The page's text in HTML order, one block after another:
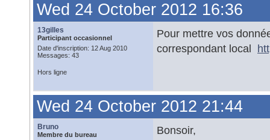
Wed 24 October 2012 16:36
13gilles
Participant occasionnel
Date d'inscription: 12 Aug 2010
Messages: 43
Pour mettre vos
correspondant local
Hors ligne
Wed 24 October 2012 21:44
Bruno
Membre du bureau Bonsoir,